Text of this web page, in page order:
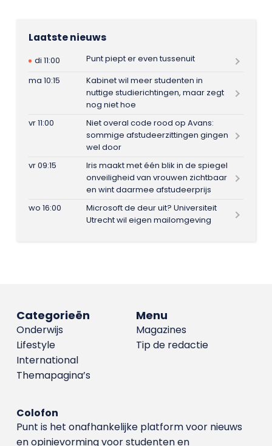
Laatste nieuws
di 11:00
Punt piept er even tussenuit
ma 10:15
Kabinet wil meer studenten in
nuttige studierichtingen, maar zegt
nog niet hoe
vr 11:00
Niet overal code rood op Avans:
sommige afstudeerzittingen gingen
wel door
vr 09:15
Iris maakt met één blik in de spiegel
onveiligheid van vrouwen zichtbaar
en wint daarmee afstudeerprijs
wo 16:00
Microsoft de deur uit? Universiteit
Utrecht wil eigen mailomgeving
Menu
Magazines
Tip de redactie
Categorieën
Onderwijs
Lifestyle
International
Themapagina’s
Colofon
Punt is het onafhankelijke platform voor nieuws
en opinievorming voor studenten en